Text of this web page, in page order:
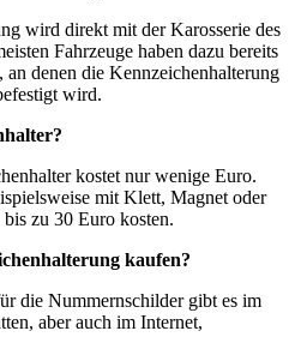
wird direkt mit der Karosserie des
Fahrzeuge haben dazu bereits
denen die Kennzeichenhalterung
wird.
kostet nur wenige Euro.
mit Klett, Magnet oder
zu 30 Euro kosten.
kaufen?
die Nummernschilder gibt es im
aber auch im Internet,